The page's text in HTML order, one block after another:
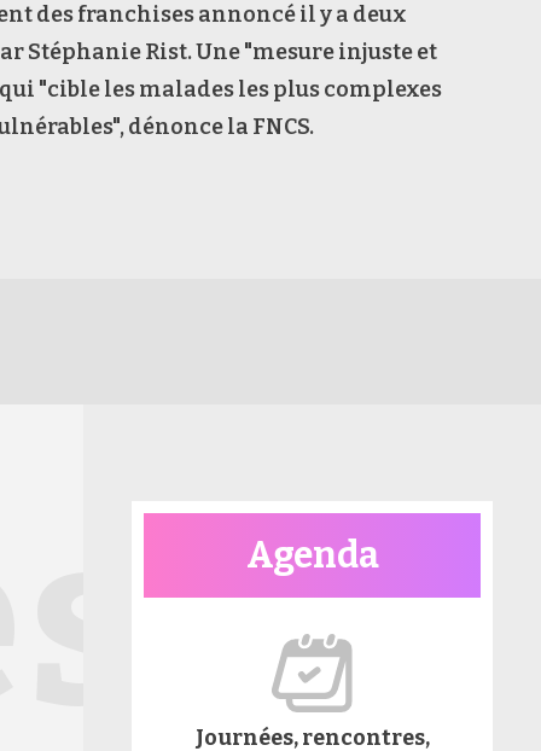
des franchises annoncé il y a deux
Stéphanie Rist. Une "mesure injuste et
"cible les malades les plus complexes
dénonce la FNCS.
Agenda
Journées, rencontres,